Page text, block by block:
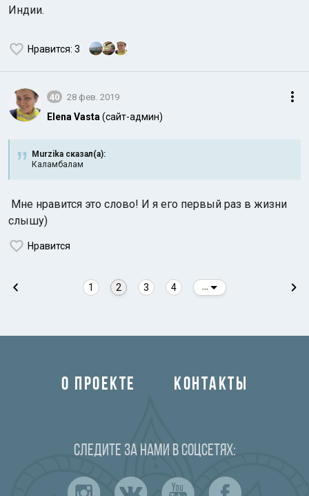
Индии.
Нравится: 3
40 28 фев. 2019
Elena Vasta (сайт-админ)
Murzika сказал(а):
Каламбалам
Мне нравится это слово! И я его первый раз в жизни
слышу)
Нравится
1 2 3 4
О ПРОЕКТЕ КОНТАКТЫ
Следите за нами в соцсетях: